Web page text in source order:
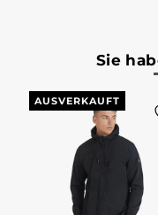
Sie
AUSVERKAUFT